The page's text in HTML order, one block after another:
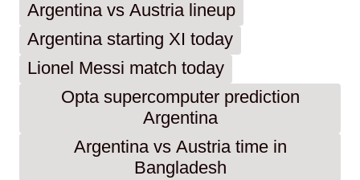
Argentina vs Austria lineup
Argentina starting XI today
Lionel Messi match today
Opta supercomputer prediction
Argentina
Argentina vs Austria time in
Bangladesh